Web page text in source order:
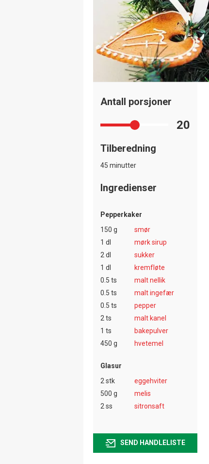
Antall porsjoner
20
Tilberedning
45 minutter
Ingredienser
Pepperkaker
150 g
smør
1 dl
mørk sirup
2 dl
sukker
1 dl
kremfløte
0.5 ts
malt nellik
0.5 ts
malt ingefær
0.5 ts
pepper
2 ts
malt kanel
1 ts
bakepulver
450 g
hvetemel
Glasur
2 stk
eggehviter
500 g
melis
2 ss
sitronsaft
SEND HANDLELISTE